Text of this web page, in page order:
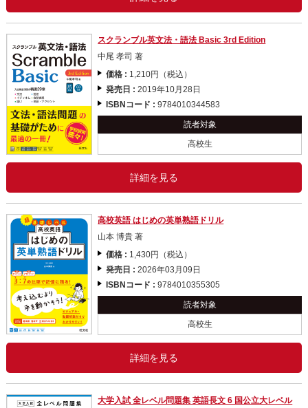
スクランブル英文法・語法 Basic 3rd Edition
中尾 孝司 著
価格 : 1,210円（税込）
発売日 :2019年10月28日
ISBNコード :9784010344583
読者対象
高校生
詳細を見る
高校英語 はじめの英単熟語ドリル
山本 博貴 著
価格 : 1,430円（税込）
発売日 :2026年03月09日
ISBNコード :9784010355305
読者対象
高校生
詳細を見る
大学入試 全レベル問題集 英語長文 6 国公立大レベル